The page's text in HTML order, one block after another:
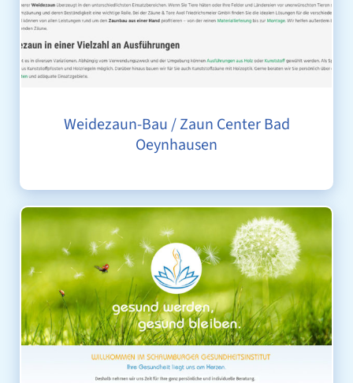
Weidezaun-Bau / Zaun Center Bad
Oeynhausen
SCHAUMBURGER GESUNDHEITSINSTITUT